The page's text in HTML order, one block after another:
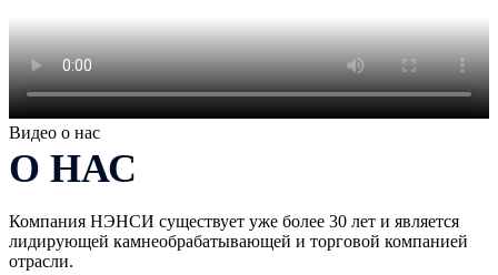
Видео о нас
О НАС
Компания НЭНСИ существует уже более 30 лет и является
лидирующей камнеобрабатывающей и торговой компанией
отрасли.